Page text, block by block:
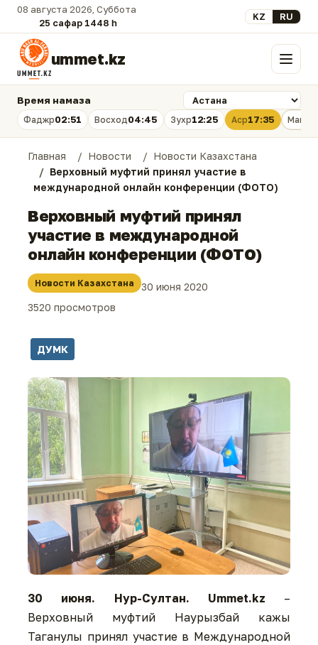
08 августа 2026, Суббота
25 сафар 1448 һ.
Выберите язык
KZ RU
ummet.kz Меню
Время намаза
Фаджр02:51 Восход04:45 Зухр12:25 Аср17:35
Главная Новости
Новости Казахстана
Верховный муфтий принял участие в
международной онлайн конференции (ФОТО)
Верховный муфтий принял
участие в международной
онлайн конференции (ФОТО)
Новости Казахстана
30 июня 2020
3520 просмотров
ДУМК
30 июня. Нур-Султан. Ummet.kz –
Верховный муфтий Наурызбай кажы
Таганулы принял участие в Международной